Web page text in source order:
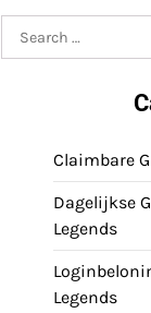
for:
Claimbare
Dagelijkse
Legends
Legends